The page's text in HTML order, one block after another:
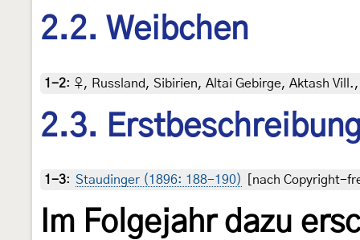
2.2. Weibchen
1-2: ♀, Russland, Sibirien, Altai Gebirge, Aktash
2.3.
1-3: Staudinger (1896: 188-190) [nach Copyright-
Im Folgejahr dazu